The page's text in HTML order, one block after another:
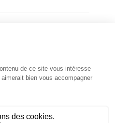
1double bed(s)